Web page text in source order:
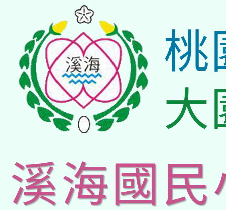
桃
大
溪海國民